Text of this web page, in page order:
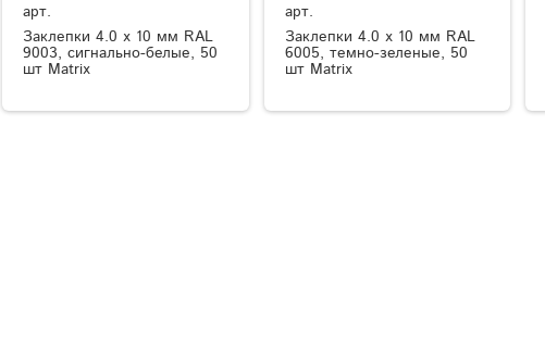
арт.
Заклепки 4.0 х 10 мм RAL
9003, сигнально-белые, 50
шт Matrix
арт.
Заклепки 4.0 х 10 мм RAL
6005, темно-зеленые, 50
шт Matrix